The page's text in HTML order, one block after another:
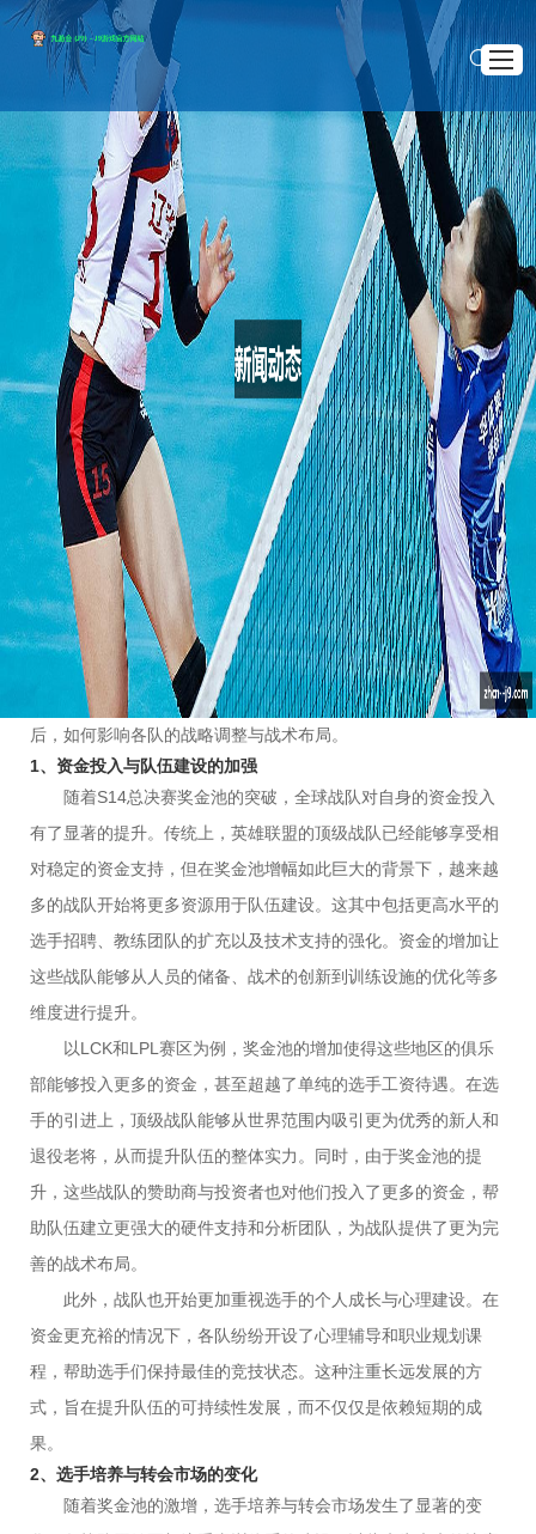
关于J9
产品展示
新闻动态
服务宗旨
交流J9.COM
首页> 新闻动态 >
英雄联盟S14总决赛奖金池突破6000万美元如何影响各队战略调整与战术布
英雄联盟S14总决赛奖金池突破6000万美元如何影
响各队战略调整与战术布局
2025 .10 .17
随着英雄联盟S14总决赛奖金池突破6000万美元，这一巨大
的变动对各支战队的战略调整和战术布局带来了深远影响。奖金
池的增加不仅提升了赛事的关注度，也进一步改变了全球战队的
比赛态度和运营方式。从战队的资金运作到比赛的策略部署，奖
金池的提升无疑在多个方面推动了英雄联盟电子竞技的进化。在
这样的背景下，队伍们开始更加注重选手的培养与转会策略，加
强战术准备与对抗策略，以确保能够在这一激烈竞争的舞台上占
得先机。本篇文章将从四个关键方面分析奖金池突破6000万美元
后，如何影响各队的战略调整与战术布局。
1、资金投入与队伍建设的加强
随着S14总决赛奖金池的突破，全球战队对自身的资金投入
有了显著的提升。传统上，英雄联盟的顶级战队已经能够享受相
对稳定的资金支持，但在奖金池增幅如此巨大的背景下，越来越
多的战队开始将更多资源用于队伍建设。这其中包括更高水平的
选手招聘、教练团队的扩充以及技术支持的强化。资金的增加让
这些战队能够从人员的储备、战术的创新到训练设施的优化等多
维度进行提升。
以LCK和LPL赛区为例，奖金池的增加使得这些地区的俱乐
部能够投入更多的资金，甚至超越了单纯的选手工资待遇。在选
手的引进上，顶级战队能够从世界范围内吸引更为优秀的新人和
退役老将，从而提升队伍的整体实力。同时，由于奖金池的提
升，这些战队的赞助商与投资者也对他们投入了更多的资金，帮
助队伍建立更强大的硬件支持和分析团队，为战队提供了更为完
善的战术布局。
此外，战队也开始更加重视选手的个人成长与心理建设。在
资金更充裕的情况下，各队纷纷开设了心理辅导和职业规划课
程，帮助选手们保持最佳的竞技状态。这种注重长远发展的方
式，旨在提升队伍的可持续性发展，而不仅仅是依赖短期的成
果。
2、选手培养与转会市场的变化
随着奖金池的激增，选手培养与转会市场发生了显著的变